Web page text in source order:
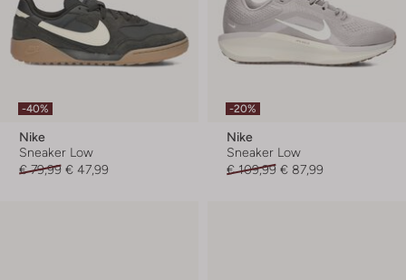
-40%
Nike
Sneaker Low
€ 79,99 € 47,99
-20%
Nike
Sneaker Low
€ 109,99 € 87,99